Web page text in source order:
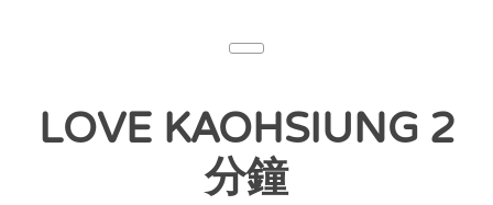
LOVE KAOHSIUNG 2
分鐘